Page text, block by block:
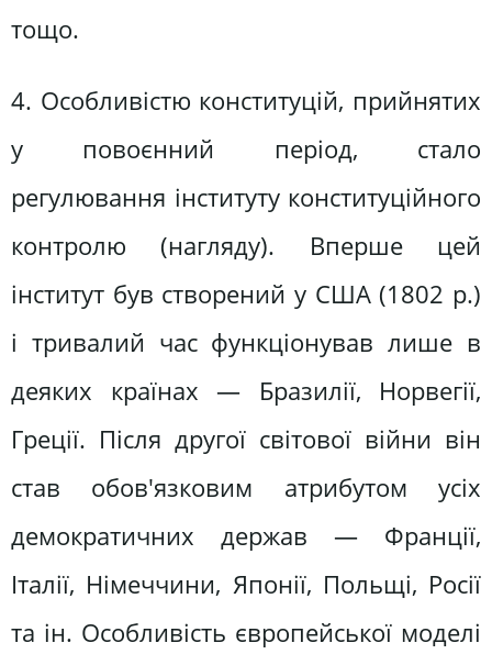
тощо.
4. Особливістю конституцій, прийнятих
у повоєнний період, стало
регулювання інституту конституційного
контролю (нагляду). Вперше цей
інститут був створений у США (1802 p.)
і тривалий час функціонував лише в
деяких країнах — Бразилії, Норвегії,
Греції. Після другої світової війни він
став обов'язковим атрибутом усіх
демократичних держав — Франції,
Італії, Німеччини, Японії, Польщі, Росії
та ін. Особливість європейської моделі